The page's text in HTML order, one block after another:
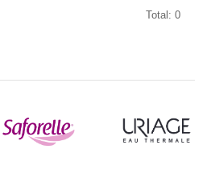
Total: 0